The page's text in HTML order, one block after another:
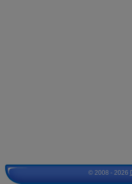
© 2008 - 2026